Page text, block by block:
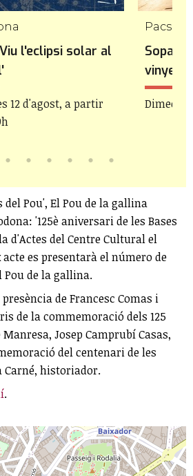
l'eclipsi solar al
12 d'agost, a partir
Pacs
Sopar
vinyes
del Pou', El Pou de la gallina
'125è aniversari de les Bases
d'Actes del Centre Cultural el
es presentarà el número de
Pou de la gallina.
de Francesc Comas i
de la commemoració dels 125
Josep Camprubí Casas,
del centenari de les
Carné, historiador.
.